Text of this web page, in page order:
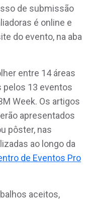
de submissão
é online e
do evento, na aba
entre 14 áreas
13 eventos
Week. Os artigos
apresentados
pôster, nas
ao longo da
de Eventos Pro
aceitos,